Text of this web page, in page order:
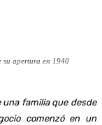
su apertura en 1940
una familia que desde
comenzó en un